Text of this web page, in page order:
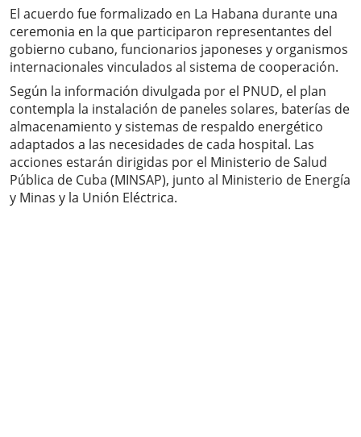
El acuerdo fue formalizado en La Habana durante una
ceremonia en la que participaron representantes del
gobierno cubano, funcionarios japoneses y organismos
internacionales vinculados al sistema de cooperación.
Según la información divulgada por el PNUD, el plan
contempla la instalación de paneles solares, baterías de
almacenamiento y sistemas de respaldo energético
adaptados a las necesidades de cada hospital. Las
acciones estarán dirigidas por el Ministerio de Salud
Pública de Cuba (MINSAP), junto al Ministerio de Energía
y Minas y la Unión Eléctrica.